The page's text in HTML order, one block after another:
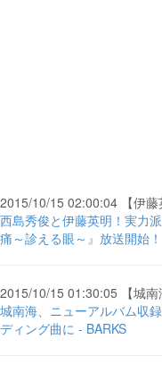
2015/10/15 02:00:04 【伊藤
西島秀俊と伊藤英明！実力
痛～診える眼～』放送開始
2015/10/15 01:30:05 【城南
城南海、ニューアルバム収
ディング曲に - BARKS